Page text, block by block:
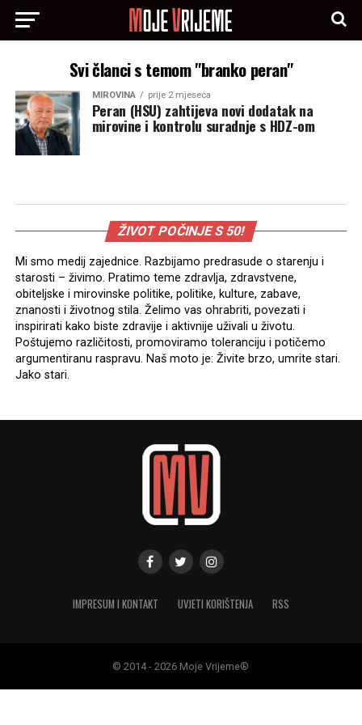
Svi članci s temom "branko peran"
MIROVINA prije 2 mjeseca
Peran (HSU) zahtijeva novi dodatak na
mirovine i kontrolu suradnje s HDZ-om
ŽIVOT POČINJE S 50!
Mi smo medij zajednice. Razbijamo predrasude o starenju i
starosti – živimo. Pratimo teme zdravlja, zdravstvene,
obiteljske i mirovinske politike, politike, kulture, zabave,
znanosti i životnog stila. Želimo vas ohrabriti, povezati i
inspirirati kako biste zdravije i aktivnije uživali u životu.
Poštujemo različitosti, promoviramo toleranciju i potičemo
argumentiranu raspravu. Naš moto je: Živite brzo, umrite stari.
Jako stari.
IMPRESUM I KONTAKT UVJETI KORIŠTENJA RSS
© 2014 - 2026 Moje Vrijeme®